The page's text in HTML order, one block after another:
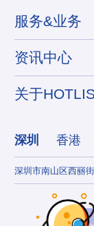
服务&业务
资讯中心
关于
深圳 香港
深圳市南山区西丽